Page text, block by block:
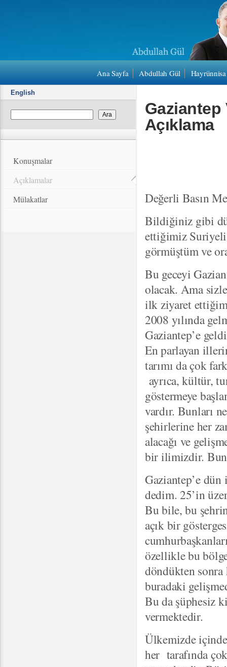
Ana Sayfa Abdullah Gül
English
Konuşmalar
Açıklamalar
Mülakatlar
Gaziantep
Açıklama
Değerli Basın
Bildiğiniz gibi
ettiğimiz Suriyeli
görmüştüm ve
Bu geceyi
olacak. Ama
ilk ziyaret
2008 yılında
Gaziantep’e
En parlayan
tarımı da çok
ayrıca, kültür,
göstermeye
vardır. Bunları
şehirlerine her
alacağı ve
bir ilimizdir.
Gaziantep’e
dedim. 25’in
Bu bile, bu
açık bir
özellikle bu
döndükten
buradaki
Bu da şüphesiz
vermektedir.
Ülkemizde
her tarafında